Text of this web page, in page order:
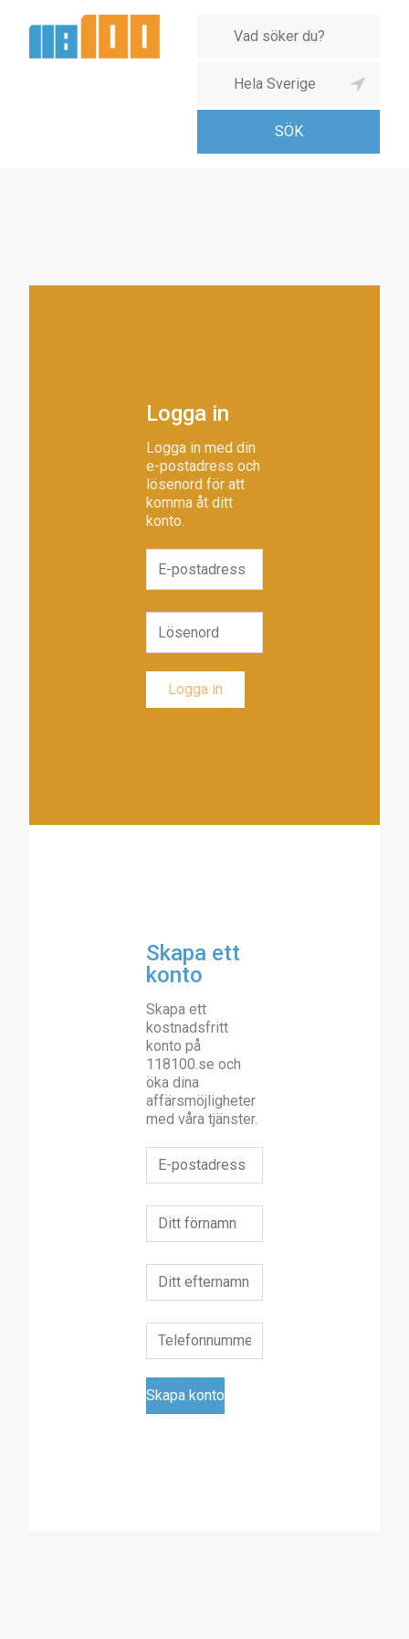
Logga in
Logga in med din
e-postadress och
lösenord för att
komma åt ditt
konto.
Skapa ett
konto
Skapa ett
kostnadsfritt
konto på
118100.se och
öka dina
affärsmöjligheter
med våra tjänster.